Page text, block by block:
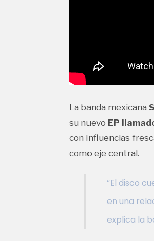
La banda mexicana
su nuevo EP
con influencias
como eje central.
“El disco
en una
explica la